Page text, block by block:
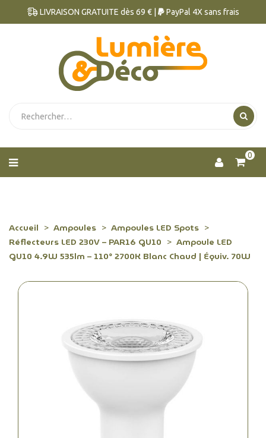
LIVRAISON GRATUITE dès 69 € | PayPal 4X sans frais
0
Accueil Ampoules
Ampoules LED Spots
Réflecteurs LED 230V – PAR16 GU10
Ampoule LED
GU10 4.9W 535lm – 110° 2700K Blanc Chaud | Équiv. 70W